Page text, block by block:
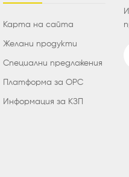
Карта на сайта
Желани продукти
Специални предложения
Платформа за ОРС
Информация за КЗП